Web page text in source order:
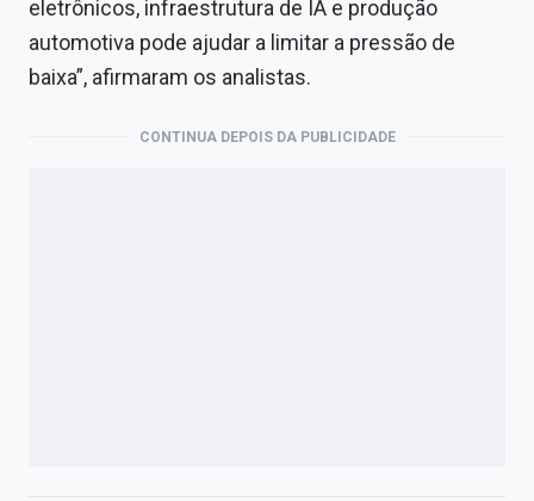
eletrônicos, infraestrutura de IA e produção
automotiva pode ajudar a limitar a pressão de
baixa”, afirmaram os analistas.
CONTINUA DEPOIS DA PUBLICIDADE